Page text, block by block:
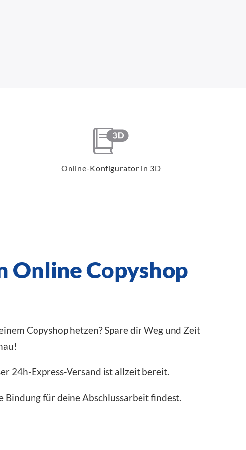
Online-Konfigurator in 3D
Online Copyshop
Copyshop hetzen? Spare dir Weg und Zeit
24h-Express-Versand ist allzeit bereit.
Bindung für deine Abschlussarbeit findest.